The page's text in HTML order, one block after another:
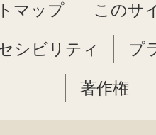
マップ このサ
シビリティ プ
著作権